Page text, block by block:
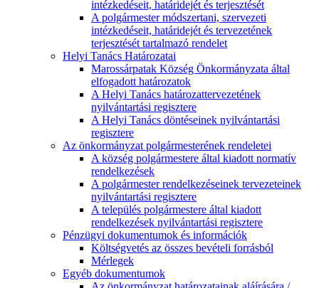
intézkedéseit, határidejét és terjesztését
A polgármester módszertani, szervezeti
intézkedéseit, határidejét és tervezetének
terjesztését tartalmazó rendelet
Helyi Tanács Határozatai
Marossárpatak Község Önkormányzata által
elfogadott határozatok
A Helyi Tanács határozattervezetének
nyilvántartási regisztere
A Helyi Tanács döntéseinek nyilvántartási
regisztere
Az önkormányzat polgármesterének rendeletei
A község polgármestere által kiadott normatív
rendelkezések
A polgármester rendelkezéseinek tervezeteinek
nyilvántartási regisztere
A település polgármestere által kiadott
rendelkezések nyilvántartási regisztere
Pénzügyi dokumentumok és információk
Költségvetés az összes bevételi forrásból
Mérlegek
Egyéb dokumentumok